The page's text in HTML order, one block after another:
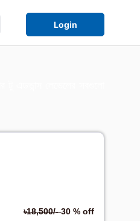
Login
৳18,500/-30 % off